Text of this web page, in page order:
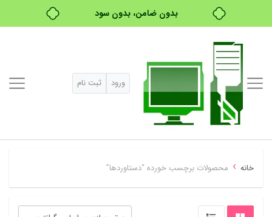
بدون ضامن، بدون سود
ورود ثبت نام
خانه › محصولات برچسب خورده “دستاوردها”